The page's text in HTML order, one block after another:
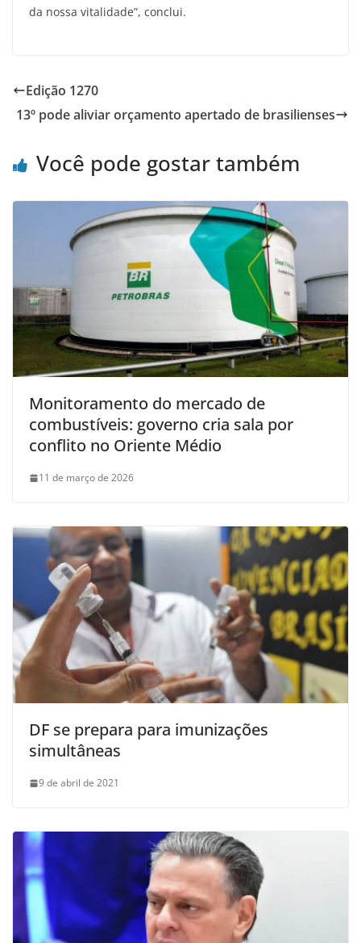
da nossa vitalidade”, conclui.
Edição 1270
13º pode aliviar orçamento apertado de brasilienses
Você pode gostar também
Monitoramento do mercado de
combustíveis: governo cria sala por
conflito no Oriente Médio
11 de março de 2026
DF se prepara para imunizações
simultâneas
9 de abril de 2021